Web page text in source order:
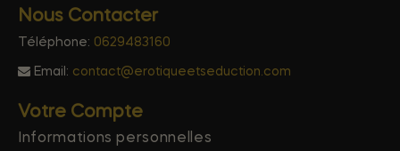
Nous Contacter
Téléphone: 0629483160
Email: contact@erotiqueetseduction.com
Votre Compte
Informations personnelles